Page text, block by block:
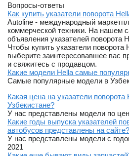
Вопросы-ответы
Как купить указатели поворота
Autoline - международный
коммерческой техники. На нашем
объявления указателей поворота
Чтобы купить указатели поворота
выберите заинтересовавшее вас
и свяжитесь с продавцом.
Какие модели Hella самые
Самые популярные модели в
Какая цена на указатели
Узбекистане?
У нас представлены модели по
Какие годы выпуска указателей
автобусов представлены на сайте?
У нас представлены модели с
2021